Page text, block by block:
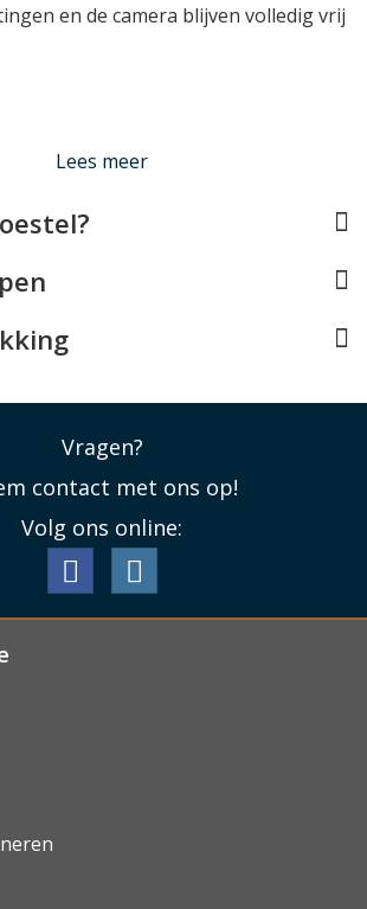
en de camera blijven volledig vrij
Lees minder
Lees meer
Vragen?
contact met ons op!
Volg ons online: